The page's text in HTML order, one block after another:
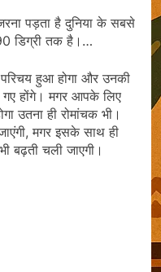
पड़ता है दुनिया के सबसे
डिग्री तक है।…
हुआ होगा और उनकी
होंगे। मगर आपके लिए
उतना ही रोमांचक भी।
मगर इसके साथ ही
बढ़ती चली जाएगी।